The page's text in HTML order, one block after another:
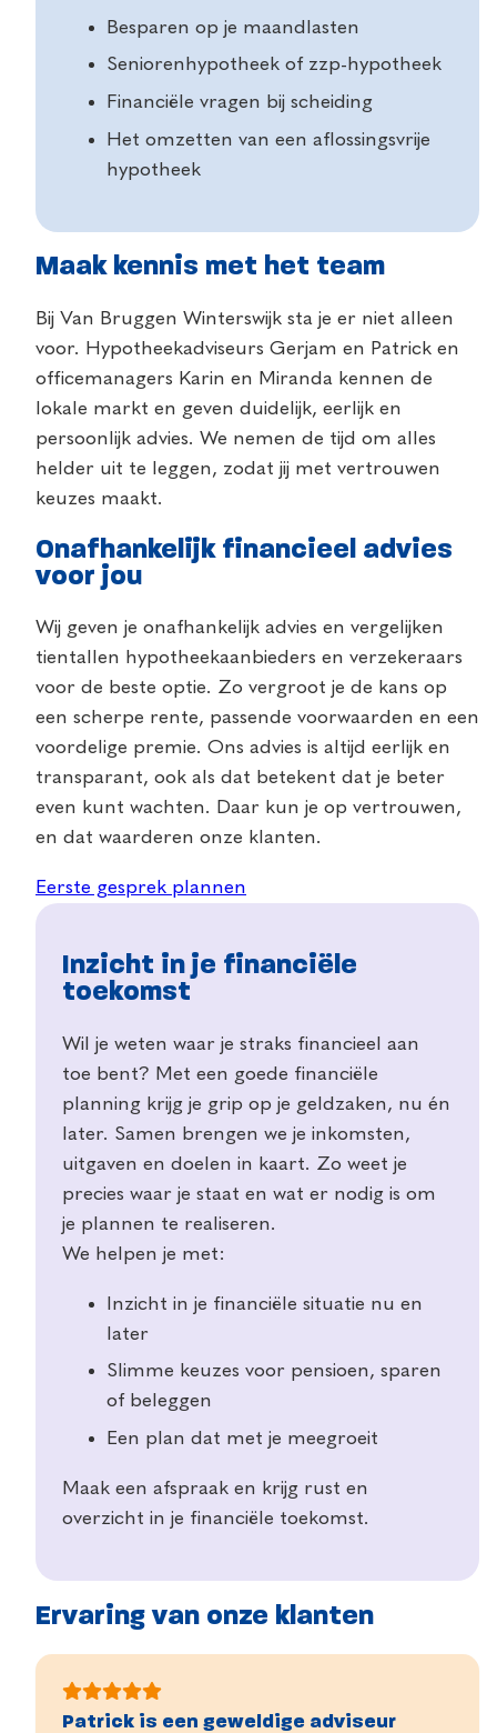
Besparen op je maandlasten
Seniorenhypotheek of zzp-hypotheek
Financiële vragen bij scheiding
Het omzetten van een aflossingsvrije
hypotheek
Maak kennis met het team
Bij Van Bruggen Winterswijk sta je er niet alleen
voor. Hypotheekadviseurs Gerjam en Patrick en
officemanagers Karin en Miranda kennen de
lokale markt en geven duidelijk, eerlijk en
persoonlijk advies. We nemen de tijd om alles
helder uit te leggen, zodat jij met vertrouwen
keuzes maakt.
Onafhankelijk financieel advies
voor jou
Wij geven je onafhankelijk advies en vergelijken
tientallen hypotheekaanbieders en verzekeraars
voor de beste optie. Zo vergroot je de kans op
een scherpe rente, passende voorwaarden en een
voordelige premie. Ons advies is altijd eerlijk en
transparant, ook als dat betekent dat je beter
even kunt wachten. Daar kun je op vertrouwen,
en dat waarderen onze klanten.
Eerste gesprek plannen
Inzicht in je financiële
toekomst
Wil je weten waar je straks financieel aan
toe bent? Met een goede financiële
planning krijg je grip op je geldzaken, nu én
later. Samen brengen we je inkomsten,
uitgaven en doelen in kaart. Zo weet je
precies waar je staat en wat er nodig is om
je plannen te realiseren.
We helpen je met:
Inzicht in je financiële situatie nu en
later
Slimme keuzes voor pensioen, sparen
of beleggen
Een plan dat met je meegroeit
Maak een afspraak en krijg rust en
overzicht in je financiële toekomst.
Ervaring van onze klanten
Patrick is een geweldige adviseur